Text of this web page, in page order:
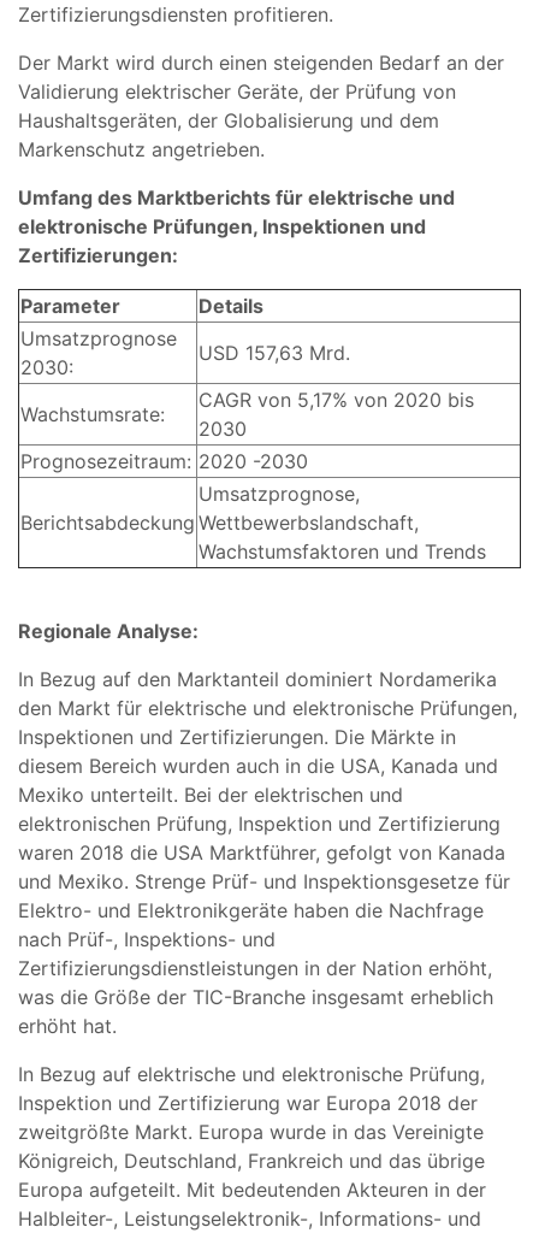
Zertifizierungsdiensten profitieren.
Der Markt wird durch einen steigenden Bedarf an der
Validierung elektrischer Geräte, der Prüfung von
Haushaltsgeräten, der Globalisierung und dem
Markenschutz angetrieben.
Umfang des Marktberichts für elektrische und
elektronische Prüfungen, Inspektionen und
Zertifizierungen:
Parameter
Details
Umsatzprognose
2030:
USD 157,63 Mrd.
Wachstumsrate:
CAGR von 5,17% von 2020 bis
2030
Prognosezeitraum: 2020 -2030
Berichtsabdeckung
Umsatzprognose,
Wettbewerbslandschaft,
Wachstumsfaktoren und Trends
Regionale Analyse:
In Bezug auf den Marktanteil dominiert Nordamerika
den Markt für elektrische und elektronische Prüfungen,
Inspektionen und Zertifizierungen. Die Märkte in
diesem Bereich wurden auch in die USA, Kanada und
Mexiko unterteilt. Bei der elektrischen und
elektronischen Prüfung, Inspektion und Zertifizierung
waren 2018 die USA Marktführer, gefolgt von Kanada
und Mexiko. Strenge Prüf- und Inspektionsgesetze für
Elektro- und Elektronikgeräte haben die Nachfrage
nach Prüf-, Inspektions- und
Zertifizierungsdienstleistungen in der Nation erhöht,
was die Größe der TIC-Branche insgesamt erheblich
erhöht hat.
In Bezug auf elektrische und elektronische Prüfung,
Inspektion und Zertifizierung war Europa 2018 der
zweitgrößte Markt. Europa wurde in das Vereinigte
Königreich, Deutschland, Frankreich und das übrige
Europa aufgeteilt. Mit bedeutenden Akteuren in der
Halbleiter-, Leistungselektronik-, Informations- und